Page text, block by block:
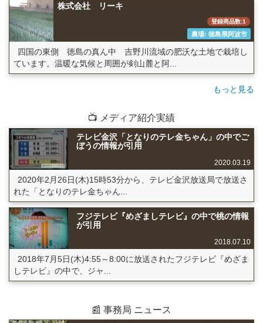
株式会社 リーキ
登録商品数:1
農場: 徳島県阿波市
四国の東側 徳島の真ん中 吉野川流域の肥沃な土地で栽培し
ています。温暖な気候と周囲が剣山麓と阿...
もっと見る
📺 メディア紹介実績
テレビ金沢「となりのテレ金ちゃん」の中でご
ぼうの情報が引用
2020.03.19
2020年2月26日(木)15時53分から、テレビ金沢放送局で放送さ
れた「となりのテレ金ちゃん...
フジテレビ『めざましテレビ』の中で桃の情報
が引用
2018.07.10
2018年7月5日(木)4:55～8:00に放送されたフジテレビ『めざま
しテレビ』の中で、ジャ...
📰 事務局 ニュース